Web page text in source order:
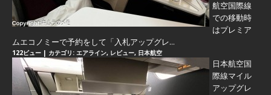
航空国際線
での移動時
はプレミア
ムエコノミーで予約をして「入札アップグレ...
122ビュー | カテゴリ: エアライン, レビュー, 日本航空
日本航空国
際線マイル
アップグレ